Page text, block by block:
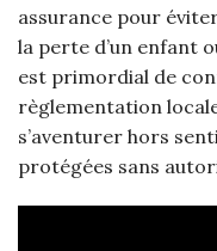
assurance pour
la perte d’un enfant
est primordial de
règlementation
s’aventurer hors
protégées sans